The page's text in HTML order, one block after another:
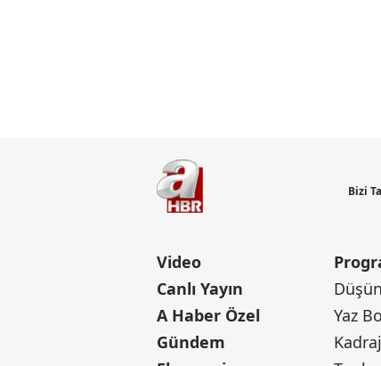
Bizi
Video
Canlı Yayın
A Haber Özel
Gündem
Yaz
Kadraj